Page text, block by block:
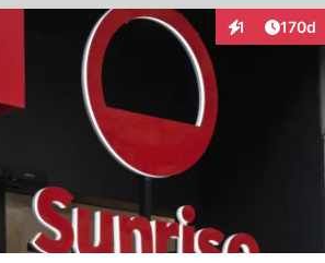
1
Interaktionen
170d